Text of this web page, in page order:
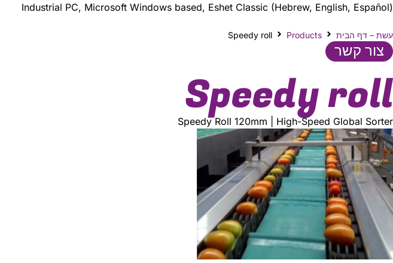
Industrial PC, Microsoft Windows based, Eshet Classic (Hebrew, English, Español)
עשת – דף הבית Products
Speedy roll
צור קשר
Speedy roll
Speedy Roll 120mm | High-Speed Global Sorter